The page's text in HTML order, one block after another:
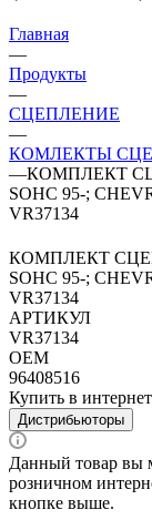
Главная
—
Продукты
—
СЦЕПЛЕНИЕ
—
КОМЛЕКТЫ
—КОМПЛЕКТ
SOHC 95-;
VR37134
КОМПЛЕКТ
SOHC 95-;
VR37134
АРТИКУЛ
VR37134
OEM
96408516
Купить в
Дистрибьюторы
Данный товар вы
розничном
кнопке выше.